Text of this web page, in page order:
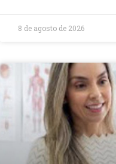
8 de agosto de 2026